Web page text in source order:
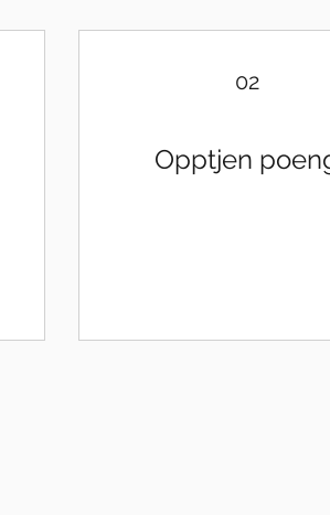
02
Opptjen